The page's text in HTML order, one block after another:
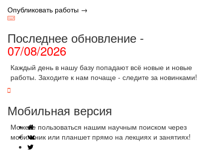
Опубликовать работы →
Последнее обновление -
07/08/2026
Каждый день в нашу базу попадают всё новые и новые
работы. Заходите к нам почаще - следите за новинками!
Мобильная версия
Можете пользоваться нашим научным поиском через
мобильник или планшет прямо на лекциях и занятиях!